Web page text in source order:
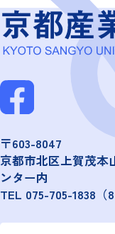
〒603-8047
京都市北区上賀茂
ンター内
TEL 075-705-1838